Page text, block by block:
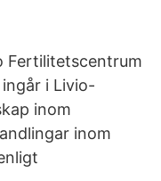
Fertilitetscentrum
i Livio-
inom
inom